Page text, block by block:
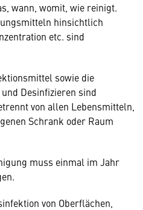
wann, womit, wie reinigt.
hinsichtlich
etc. sind
sowie die
Desinfizieren sind
von allen Lebensmitteln,
Schrank oder Raum
muss einmal im Jahr
von Oberflächen,